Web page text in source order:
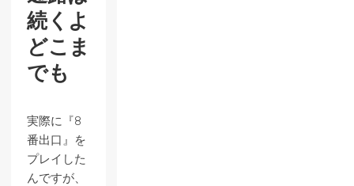
続くよ
どこま
でも
実際に『8
番出口』を
プレイした
んですが、